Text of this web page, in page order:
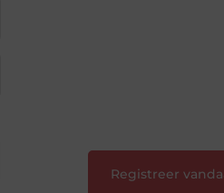
Registreer